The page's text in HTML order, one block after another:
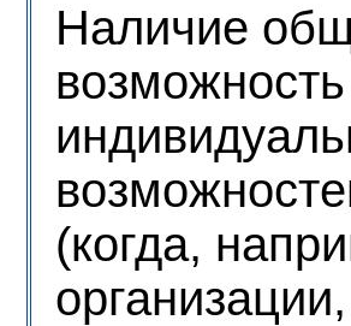
Наличие
(когда,